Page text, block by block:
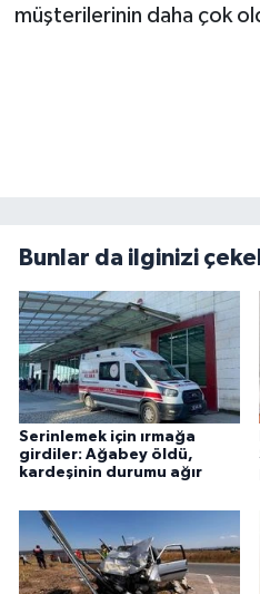
müşterilerinin daha çok
Bunlar da ilginizi
Serinlemek için ırmağa
girdiler: Ağabey öldü,
kardeşinin durumu ağır